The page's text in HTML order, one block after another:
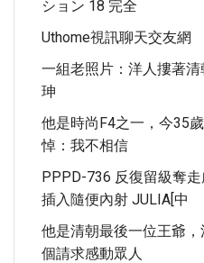
ション 18 完全
Uthome視訊聊天交友網
一組老照片：洋人摟著
珅
他是時尚f4之一，今35
悼：我不相信
PPPD-736 反復留級奪
插入隨便內射 JULIA[中
他是清朝最後一位王爺
個請求感動眾人